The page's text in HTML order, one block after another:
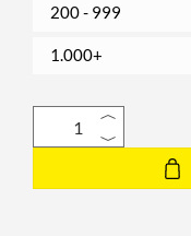
200 - 999
1.000+